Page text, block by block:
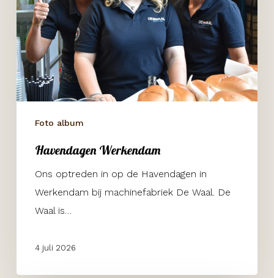
Foto album
Havendagen Werkendam
Ons optreden in op de Havendagen in
Werkendam bij machinefabriek De Waal. De
Waal is…
4 juli 2026